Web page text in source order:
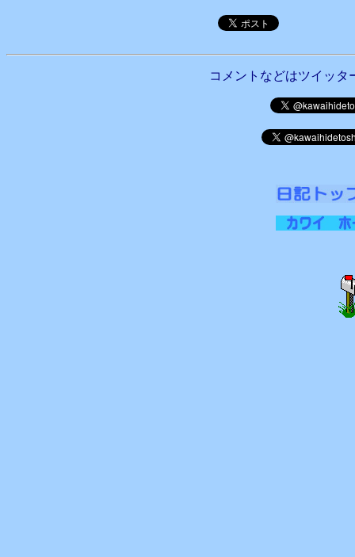
コメントなどはツイッタ